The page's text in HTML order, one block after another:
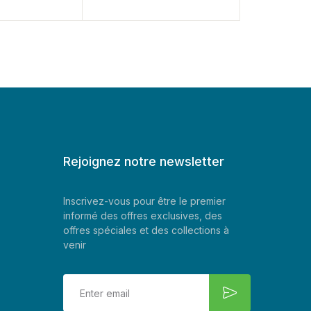
Rejoignez notre newsletter
Inscrivez-vous pour être le premier
informé des offres exclusives, des
offres spéciales et des collections à
venir